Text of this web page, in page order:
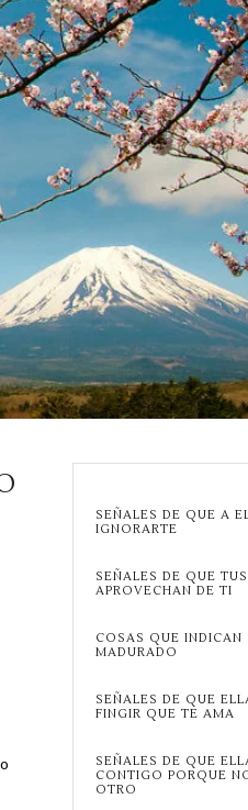
SEÑALES DE QUE A
IGNORARTE
SEÑALES DE QUE
APROVECHAN DE TI
COSAS QUE INDICAN
MADURADO
SEÑALES DE QUE
FINGIR QUE TE AMA
SEÑALES DE QUE
CONTIGO PORQUE
OTRO